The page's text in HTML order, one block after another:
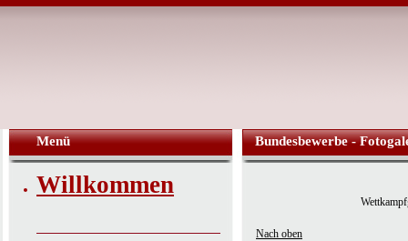
Menü
Willkommen
Bundesbewerbe -
Nach oben